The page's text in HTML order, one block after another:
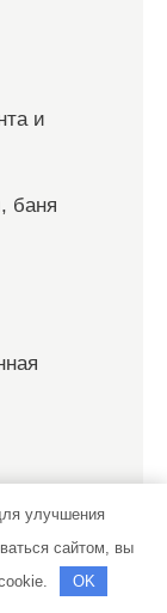
и
баня
улучшения
сайтом, вы
OK